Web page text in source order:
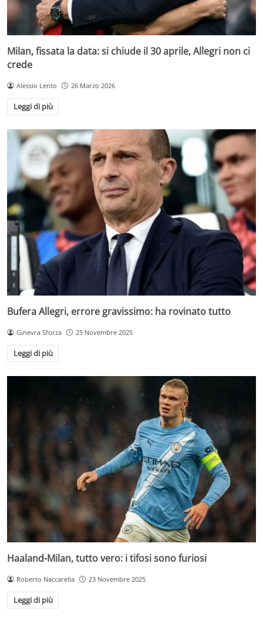
Milan, fissata la data: si chiude il 30 aprile, Allegri non ci
crede
Alessio Lento 26 Marzo 2026
Leggi di più
Bufera Allegri, errore gravissimo: ha rovinato tutto
Ginevra Sforza 25 Novembre 2025
Leggi di più
Haaland-Milan, tutto vero: i tifosi sono furiosi
Roberto Naccarella 23 Novembre 2025
Leggi di più